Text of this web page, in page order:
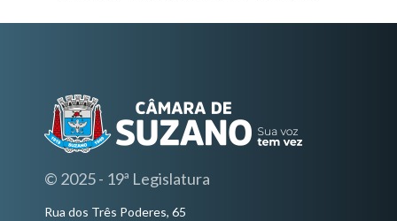
© 2025 - 19ª Legislatura
Rua dos Três Poderes, 65